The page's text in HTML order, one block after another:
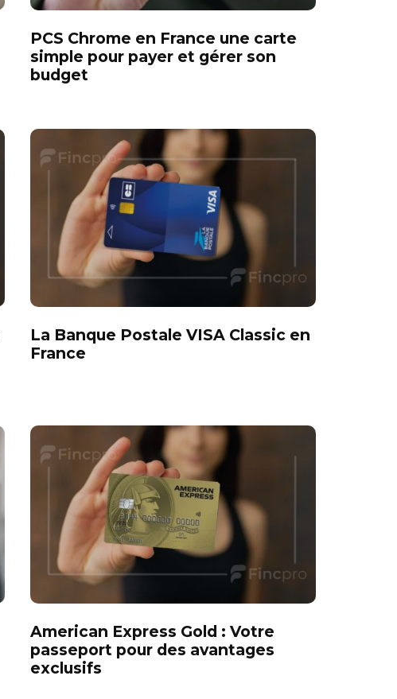
PCS Chrome en France une carte
simple pour payer et gérer son
budget
La Banque Postale VISA Classic en
France
American Express Gold : Votre
passeport pour des avantages
exclusifs